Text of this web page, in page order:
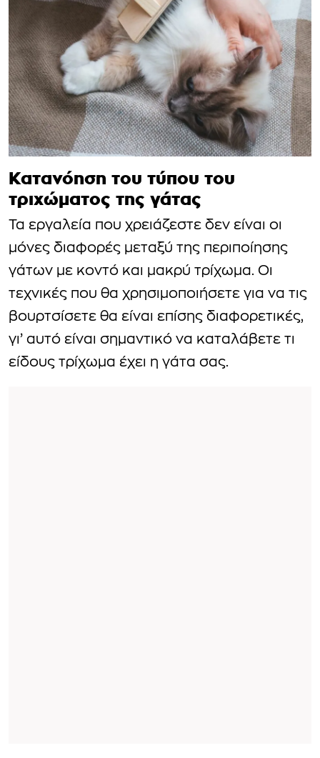
Κατανόηση του τύπου του
τριχώματος της γάτας
Τα εργαλεία που χρειάζεστε δεν είναι οι
μόνες διαφορές μεταξύ της περιποίησης
γάτων με κοντό και μακρύ τρίχωμα. Οι
τεχνικές που θα χρησιμοποιήσετε για να τις
βουρτσίσετε θα είναι επίσης διαφορετικές,
γι’ αυτό είναι σημαντικό να καταλάβετε τι
είδους τρίχωμα έχει η γάτα σας.